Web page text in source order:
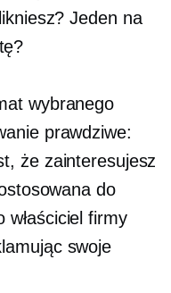
Jeden na
wybranego
prawdziwe:
że zainteresujesz
do
właściciel firmy
swoje